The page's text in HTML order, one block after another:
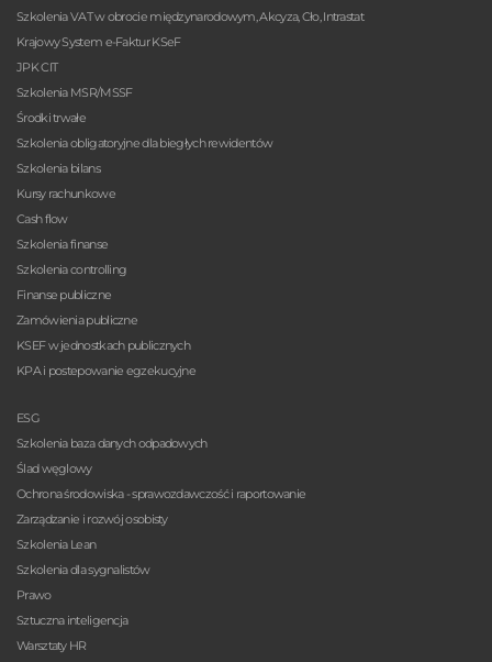
Szkolenia VAT w obrocie międzynarodowym, Akcyza, Cło, Intrastat
Krajowy System e-Faktur KSeF
JPK CIT
Szkolenia MSR/MSSF
Środki trwałe
Szkolenia obligatoryjne dla biegłych rewidentów
Szkolenia bilans
Kursy rachunkowe
Cash flow
Szkolenia finanse
Szkolenia controlling
Finanse publiczne
Zamówienia publiczne
KSEF w jednostkach publicznych
KPA i postepowanie egzekucyjne
ESG
Szkolenia baza danych odpadowych
Ślad węglowy
Ochrona środowiska - sprawozdawczość i raportowanie
Zarządzanie i rozwój osobisty
Szkolenia Lean
Szkolenia dla sygnalistów
Prawo
Sztuczna inteligencja
Warsztaty HR